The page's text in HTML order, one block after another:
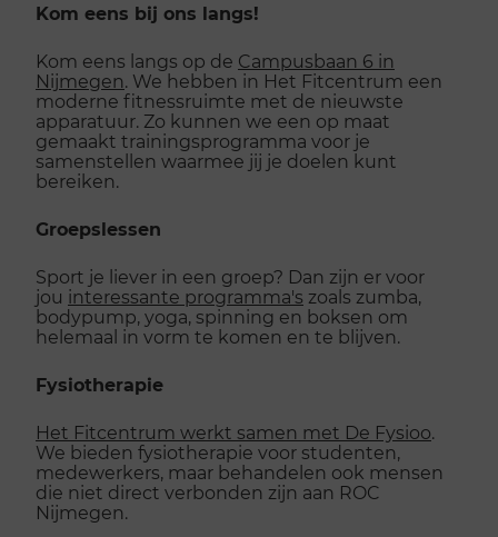
Kom eens bij ons langs!
Kom eens langs op de Campusbaan 6 in
Nijmegen. We hebben in Het Fitcentrum een
moderne fitnessruimte met de nieuwste
apparatuur. Zo kunnen we een op maat
gemaakt trainingsprogramma voor je
samenstellen waarmee jij je doelen kunt
bereiken.
Groepslessen
Sport je liever in een groep? Dan zijn er voor
jou interessante programma's zoals zumba,
bodypump, yoga, spinning en boksen om
helemaal in vorm te komen en te blijven.
Fysiotherapie
Het Fitcentrum werkt samen met De Fysioo.
We bieden fysiotherapie voor studenten,
medewerkers, maar behandelen ook mensen
die niet direct verbonden zijn aan ROC
Nijmegen.